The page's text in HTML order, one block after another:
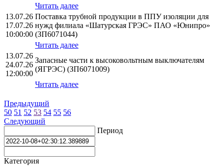
Читать далее
13.07.26
17.07.26
10:00:00
Поставка трубной продукции в ППУ изоляции для
нужд филиала «Шатурская ГРЭС» ПАО «Юнипро»
(ЗП6071044)
Читать далее
13.07.26
24.07.26
12:00:00
Запасные части к высоковольтным выключателям
(ЯГРЭС) (ЗП6071009)
Читать далее
Предыдущий
50 51 52 53 54 55 56
Следующий
Период
Категория